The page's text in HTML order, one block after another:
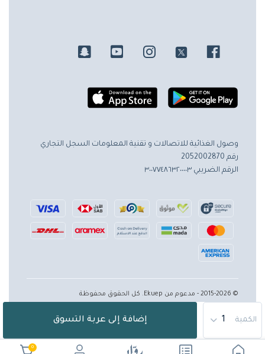
0
الكمية إضافة إلى عربة التسوق
وصول الغذائية للاتصالات و تقنية المعلومات السجل التجاري
رقم 2052002870
الرقم الضريبي ٣٠٠٧٧٤٨٦٣٢٠٠٠٠٣
© 2015-2026 - مدعوم من Ekuep. كل الحقوق محفوظة